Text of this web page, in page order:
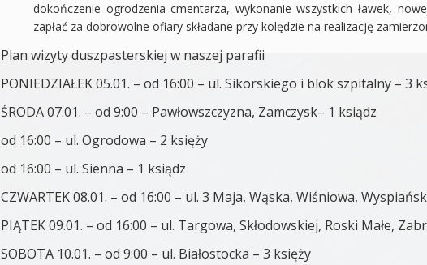
dokończenie ogrodzenia cmentarza, wykonanie wszystkich ławek,
zapłać za dobrowolne ofiary składane przy kolędzie na realizację
Plan wizyty duszpasterskiej w naszej parafii
PONIEDZIAŁEK 05.01. – od 16:00 – ul. Sikorskiego i blok szpitalny – 3
ŚRODA 07.01. – od 9:00 – Pawłowszczyzna, Zamczysk– 1 ksiądz
od 16:00 – ul. Ogrodowa – 2 księży
od 16:00 – ul. Sienna – 1 ksiądz
CZWARTEK 08.01. – od 16:00 – ul. 3 Maja, Wąska, Wiśniowa,
PIĄTEK 09.01. – od 16:00 – ul. Targowa, Skłodowskiej, Roski Małe,
SOBOTA 10.01. – od 9:00 – ul. Białostocka – 3 księży